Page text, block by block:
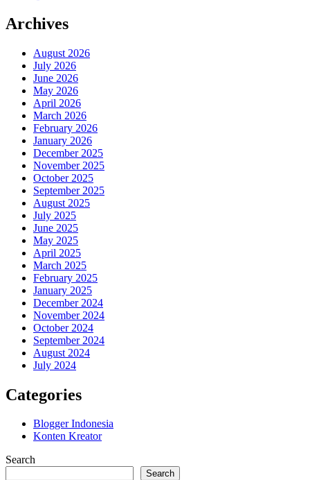
Archives
August 2026
July 2026
June 2026
May 2026
April 2026
March 2026
February 2026
January 2026
December 2025
November 2025
October 2025
September 2025
August 2025
July 2025
June 2025
May 2025
April 2025
March 2025
February 2025
January 2025
December 2024
November 2024
October 2024
September 2024
August 2024
July 2024
Categories
Blogger Indonesia
Konten Kreator
Search
Search